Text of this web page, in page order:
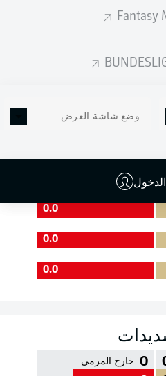
Fantasy
وضع شاشة العرض
الدقة 0 %
0.0
0.0
0.0
0 خارج المرمى